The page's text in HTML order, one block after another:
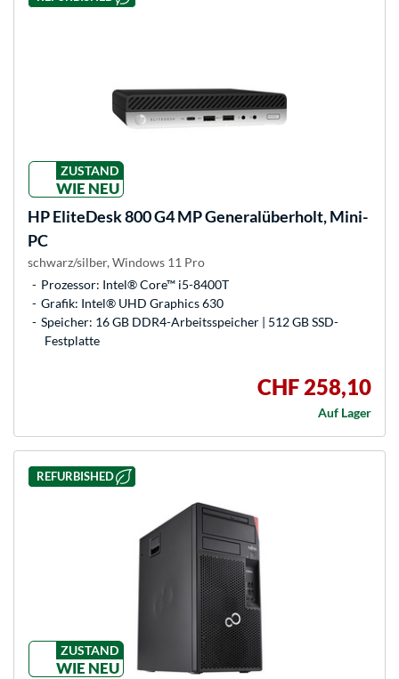
ZUSTAND
WIE NEU
HPEliteDesk 800 G4 MP Generalüberholt, Mini-
PC
schwarz/silber, Windows 11 Pro
Prozessor: Intel® Core™ i5-8400T
Grafik: Intel® UHD Graphics 630
Speicher: 16 GB DDR4-Arbeitsspeicher | 512 GB SSD-
Festplatte
CHF 258,10
Auf Lager
REFURBISHED
ZUSTAND
WIE NEU